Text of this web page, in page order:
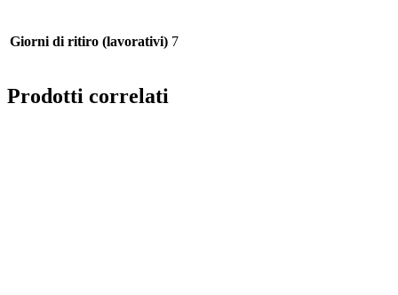
Giorni di ritiro (lavorativi) 7
Prodotti correlati